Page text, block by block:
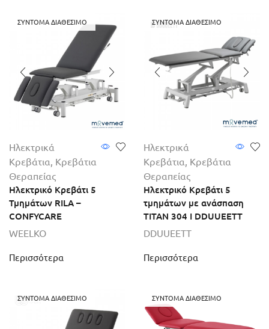
Ηλεκτρικά
Κρεβάτια, Κρεβάτια
Θεραπείας
Ηλεκτρικό Κρεβάτι 5
Τμημάτων RILA –
CONFYCARE
WEELKO
Περισσότερα
ΣΎΝΤΟΜΑ ΔΙΑΘΈΣΙΜΟ
Ηλεκτρικά
Κρεβάτια, Κρεβάτια
Θεραπείας
Ηλεκτρικό Κρεβάτι 5
τμημάτων με ανάσπαση
TITAN 304 I DDUUEETT
DDUUEETT
Περισσότερα
ΣΎΝΤΟΜΑ ΔΙΑΘΈΣΙΜΟ
ΣΎΝΤΟΜΑ ΔΙΑΘΈΣΙΜΟ ΣΎΝΤΟΜΑ ΔΙΑΘΈΣΙΜΟ